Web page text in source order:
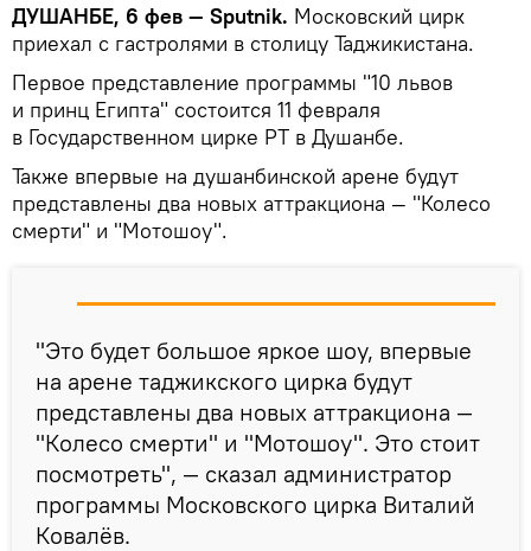
ДУШАНБЕ, 6 фев — Sputnik. Московский цирк
приехал с гастролями в столицу Таджикистана.
Первое представление программы "10 львов
и принц Египта" состоится 11 февраля
в Государственном цирке РТ в Душанбе.
Также впервые на душанбинской арене будут
представлены два новых аттракциона — "Колесо
смерти" и "Мотошоу".
"Это будет большое яркое шоу, впервые
на арене таджикского цирка будут
представлены два новых аттракциона —
"Колесо смерти" и "Мотошоу". Это стоит
посмотреть", — сказал администратор
программы Московского цирка Виталий
Ковалёв.